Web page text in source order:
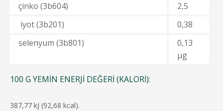
çinko (3b604)
2,5
iyot (3b201)
0,38
selenyum (3b801)
0,13
μg
100 G YEMIN ENERJI DEĞERI (KALORI):
387,77 kJ (92,68 kcal).